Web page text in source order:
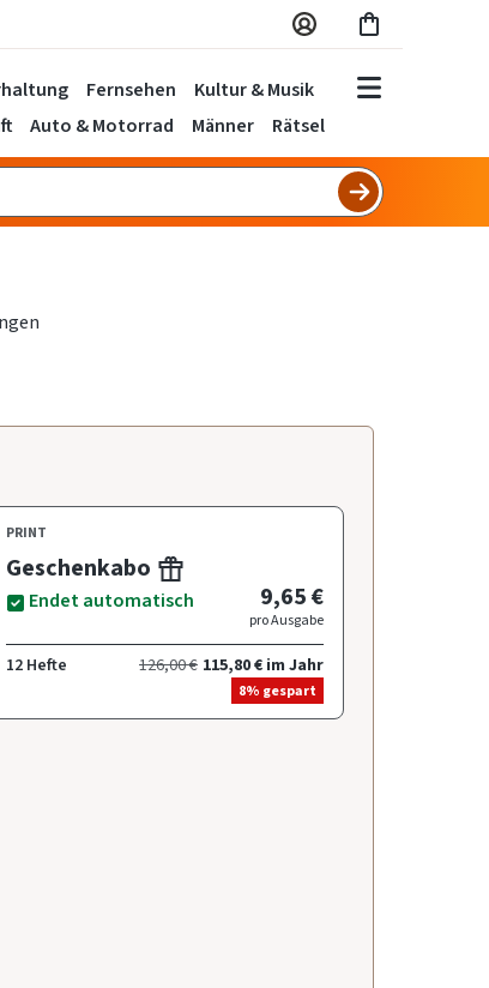
Fernsehen
Kultur & Musik
Auto & Motorrad Männer Rätsel
PRINT
Geschenkabo
Endet automatisch 9,65 €
pro Ausgabe
12 Hefte 126,00 € 115,80 € im Jahr
8% gespart